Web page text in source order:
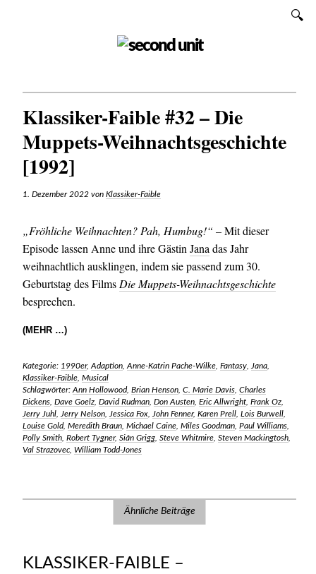
Klassiker-Faible #32 – Die
Muppets-Weihnachtsgeschichte
[1992]
1. Dezember 2022 von Klassiker-Faible
„Fröhliche Weihnachten? Pah, Humbug!“ –Mit dieser
Episode lassen Anne und ihre Gästin Jana das Jahr
weihnachtlich ausklingen, indem sie passend zum 30.
Geburtstag des Films Die Muppets-Weihnachtsgeschichte
besprechen.
(MEHR …)
Kategorie: 1990er, Adaption, Anne-Katrin Pache-Wilke, Fantasy, Jana,
Klassiker-Faible, Musical
Schlagwörter: Ann Hollowood, Brian Henson, C. Marie Davis, Charles
Dickens, Dave Goelz, David Rudman, Don Austen, Eric Allwright, Frank Oz,
Jerry Juhl, Jerry Nelson, Jessica Fox, John Fenner, Karen Prell, Lois Burwell,
Louise Gold, Meredith Braun, Michael Caine, Miles Goodman, Paul Williams,
Polly Smith, Robert Tygner, Siân Grigg, Steve Whitmire, Steven Mackingtosh,
Val Strazovec, William Todd-Jones
Ähnliche Beiträge
KLASSIKER-FAIBLE –